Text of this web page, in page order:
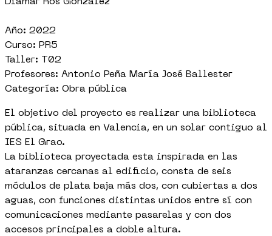
Diamar Ros González
Año: 2022
Curso: PR5
Taller: T02
Profesores: Antonio Peña María José Ballester
Categoría: Obra pública
El objetivo del proyecto es realizar una biblioteca
pública, situada en Valencia, en un solar contiguo al
IES El Grao.
La biblioteca proyectada esta inspirada en las
ataranzas cercanas al edificio, consta de seis
módulos de plata baja más dos, con cubiertas a dos
aguas, con funciones distintas unidos entre sí con
comunicaciones mediante pasarelas y con dos
accesos principales a doble altura.